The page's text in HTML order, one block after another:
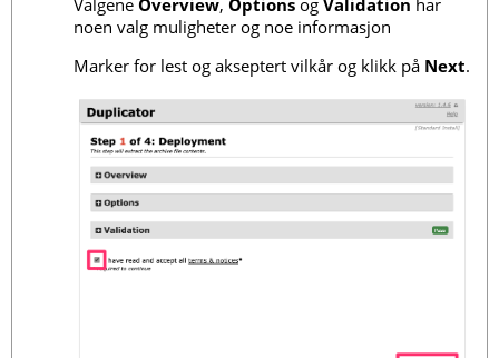
noen valg muligheter og noe informasjon
Marker for lest og akseptert vilkår og klikk på Next.